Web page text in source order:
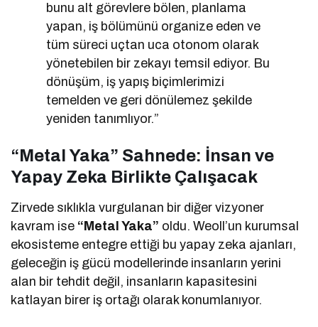
bunu alt görevlere bölen, planlama
yapan, iş bölümünü organize eden ve
tüm süreci uçtan uca otonom olarak
yönetebilen bir zekayı temsil ediyor. Bu
dönüşüm, iş yapış biçimlerimizi
temelden ve geri dönülemez şekilde
yeniden tanımlıyor.”
“Metal Yaka” Sahnede: İnsan ve
Yapay Zeka Birlikte Çalışacak
Zirvede sıklıkla vurgulanan bir diğer vizyoner
kavram ise “Metal Yaka” oldu. Weoll’un kurumsal
ekosisteme entegre ettiği bu yapay zeka ajanları,
geleceğin iş gücü modellerinde insanların yerini
alan bir tehdit değil, insanların kapasitesini
katlayan birer iş ortağı olarak konumlanıyor.